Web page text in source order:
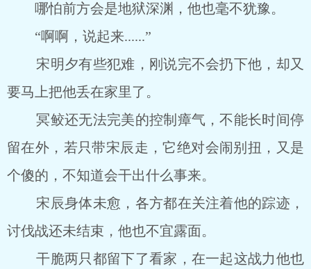
哪怕前方会是地狱深渊，他也毫不犹豫。
“啊啊，说起来......”
宋明夕有些犯难，刚说完不会扔下他，却又
要马上把他丢在家里了。
冥鲛还无法完美的控制瘴气，不能长时间停
留在外，若只带宋辰走，它绝对会闹别扭，又是
个傻的，不知道会干出什么事来。
宋辰身体未愈，各方都在关注着他的踪迹，
讨伐战还未结束，他也不宜露面。
干脆两只都留下了看家，在一起这战力他也